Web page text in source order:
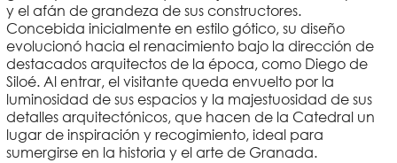
y el afán de grandeza de sus constructores.
Concebida inicialmente en estilo gótico, su diseño
evolucionó hacia el renacimiento bajo la dirección de
destacados arquitectos de la época, como Diego de
Siloé. Al entrar, el visitante queda envuelto por la
luminosidad de sus espacios y la majestuosidad de sus
detalles arquitectónicos, que hacen de la Catedral un
lugar de inspiración y recogimiento, ideal para
sumergirse en la historia y el arte de Granada.